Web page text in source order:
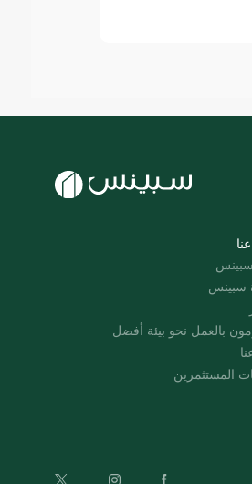
سبينس
بالعمل نحو بيئة أفضل
المستثمرين